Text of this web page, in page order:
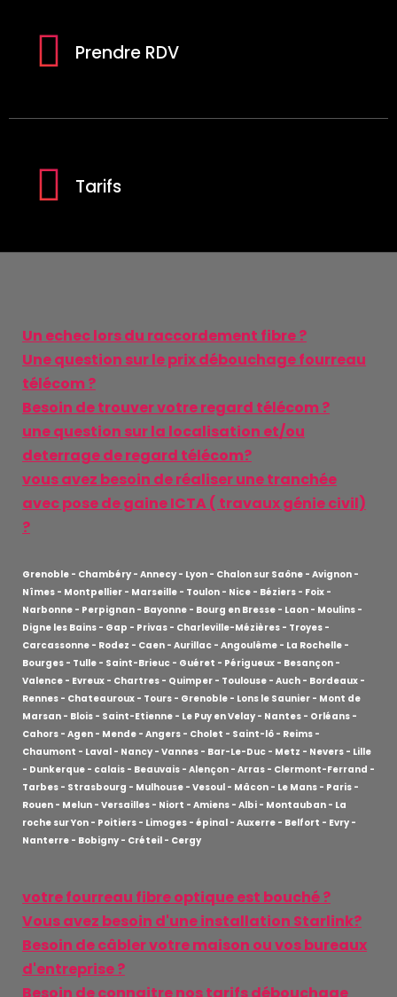
Prendre RDV
Tarifs
Un echec lors du raccordement fibre ?
Une question sur le prix débouchage fourreau
télécom ?
Besoin de trouver votre regard télécom ?
une question sur la localisation et/ou
deterrage de regard télécom?
vous avez besoin de réaliser une tranchée
avec pose de gaine ICTA ( travaux génie civil)
?
Grenoble - Chambéry - Annecy - Lyon - Chalon sur Saône - Avignon -
Nîmes - Montpellier - Marseille - Toulon - Nice - Béziers - Foix -
Narbonne - Perpignan - Bayonne - Bourg en Bresse - Laon - Moulins -
Digne les Bains - Gap - Privas - Charleville-Mézières - Troyes -
Carcassonne - Rodez - Caen - Aurillac - Angoulême - La Rochelle -
Bourges - Tulle - Saint-Brieuc - Guéret - Périgueux - Besançon -
Valence - Evreux - Chartres - Quimper - Toulouse - Auch - Bordeaux -
Rennes - Chateauroux - Tours - Grenoble - Lons le Saunier - Mont de
Marsan - Blois - Saint-Etienne - Le Puy en Velay - Nantes - Orléans -
Cahors - Agen - Mende - Angers - Cholet - Saint-lô - Reims -
Chaumont - Laval - Nancy - Vannes - Bar-Le-Duc - Metz - Nevers - Lille
- Dunkerque - calais - Beauvais - Alençon - Arras - Clermont-Ferrand -
Tarbes - Strasbourg - Mulhouse - Vesoul - Mâcon - Le Mans - Paris -
Rouen - Melun - Versailles - Niort - Amiens - Albi - Montauban - La
roche sur Yon - Poitiers - Limoges - épinal - Auxerre - Belfort - Evry -
Nanterre - Bobigny - Créteil - Cergy
votre fourreau fibre optique est bouché ?
Vous avez besoin d'une installation Starlink?
Besoin de câbler votre maison ou vos bureaux
d'entreprise ?